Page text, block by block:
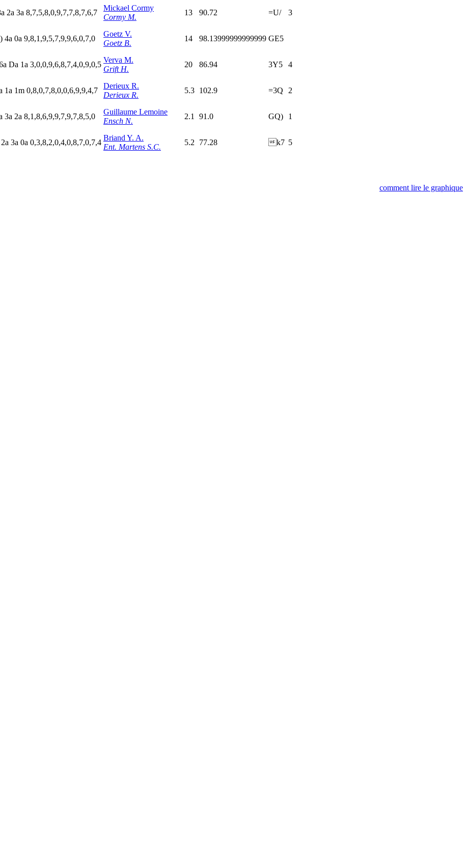
a 2a 3a 8,7,5,8,0,9,7,7,8,7,6,7
Mickael Cormy
Cormy M.
13 90.72 =U/ 3
4a 0a 9,8,1,9,5,7,9,9,6,0,7,0
Goetz V.
Goetz B.
14 98.13999999999999 GE5
a Da 1a 3,0,0,9,6,8,7,4,0,9,0,5
Verva M.
Grift H.
20 86.94 3Y5 4
1a 1m 0,8,0,7,8,0,0,6,9,9,4,7
Derieux R.
Derieux R.
5.3 102.9 =3Q 2
3a 2a 8,1,8,6,9,9,7,9,7,8,5,0
Guillaume Lemoine
Ensch N.
2.1 91.0 GQ) 1
2a 3a 0a 0,3,8,2,0,4,0,8,7,0,7,4
Briand Y. A.
Ent. Martens S.C.
5.2 77.28 k7 5
comment lire le graphique